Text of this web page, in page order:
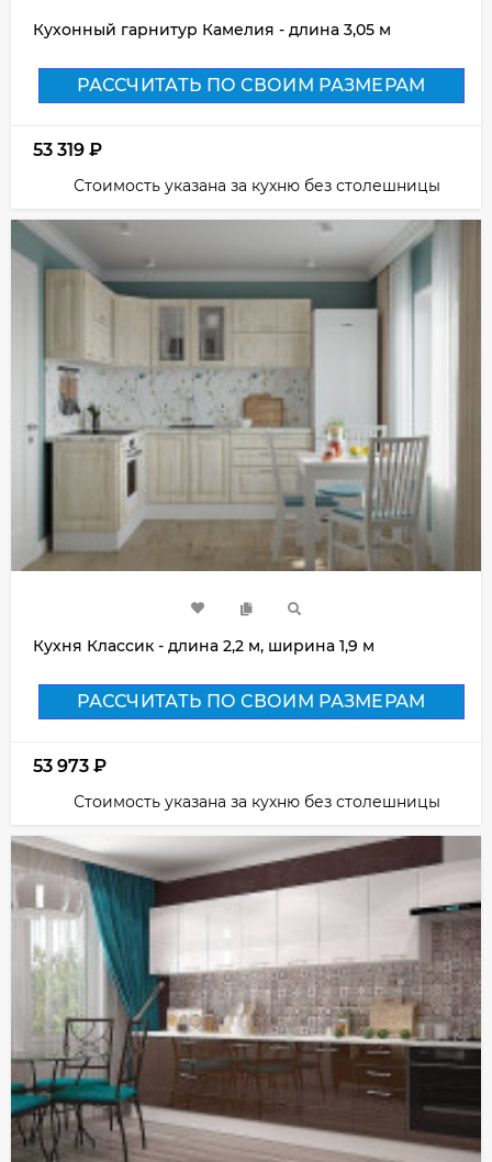
Кухонный гарнитур Камелия - длина 3,05 м
РАССЧИТАТЬ ПО СВОИМ РАЗМЕРАМ
53 319 ₽
Стоимость указана за кухню без столешницы
Кухня Классик - длина 2,2 м, ширина 1,9 м
РАССЧИТАТЬ ПО СВОИМ РАЗМЕРАМ
53 973 ₽
Стоимость указана за кухню без столешницы